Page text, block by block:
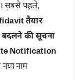
सबसे पहले,
तैयार
बदलने की सूचना
Notification
नाम